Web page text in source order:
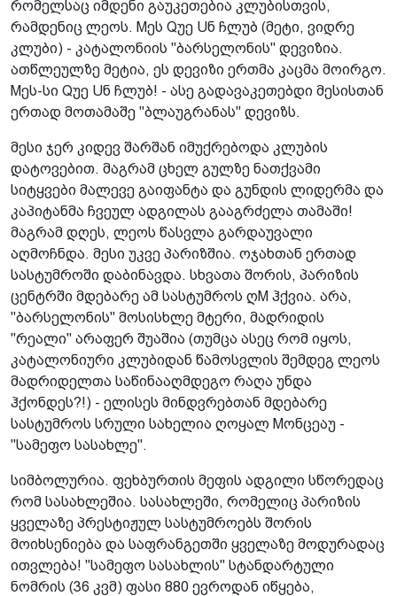
რომელსაც იმდენი გაუკეთებია კლუბისთვის,
რამდენიც ლეოს. Mეს Qუე Uნ ჩლუბ (მეტი, ვიდრე
კლუბი) - კატალონიის "ბარსელონის" დევიზია.
ათწლეულზე მეტია, ეს დევიზი ერთმა კაცმა მოირგო.
Mეს-სი Qუე Uნ ჩლუბ! - ასე გადავაკეთებდი მესისთან
ერთად მოთამაშე "ბლაუგრანას" დევიზს.
მესი ჯერ კიდევ შარშან იმუქრებოდა კლუბის
დატოვებით. მაგრამ ცხელ გულზე ნათქვამი
სიტყვები მალევე გაიფანტა და გუნდის ლიდერმა და
კაპიტანმა ჩვეულ ადგილას გააგრძელა თამაში!
მაგრამ დღეს, ლეოს წასვლა გარდაუვალი
აღმოჩნდა. მესი უკვე პარიზშია. ოჯახთან ერთად
სასტუმროში დაბინავდა. სხვათა შორის, პარიზის
ცენტრში მდებარე ამ სასტუმროს ღM ჰქვია. არა,
"ბარსელონის" მოსისხლე მტერი, მადრიდის
"რეალი" არაფერ შუაშია (თუმცა ასეც რომ იყოს,
კატალონიური კლუბიდან წამოსვლის შემდეგ ლეოს
მადრიდელთა საწინააღმდეგო რაღა უნდა
ჰქონდეს?!) - ელისეს მინდვრებთან მდებარე
სასტუმროს სრული სახელია ღოყალ Mონცეაუ -
"სამეფო სასახლე".
სიმბოლურია. ფეხბურთის მეფის ადგილი სწორედაც
რომ სასახლეშია. სასახლეში, რომელიც პარიზის
ყველაზე პრესტიჟულ სასტუმროებს შორის
მოიხსენიება და საფრანგეთში ყველაზე მოდურადაც
ითვლება! "სამეფო სასახლის" სტანდარტული
ნომრის (36 კვმ) ფასი 880 ევროდან იწყება,